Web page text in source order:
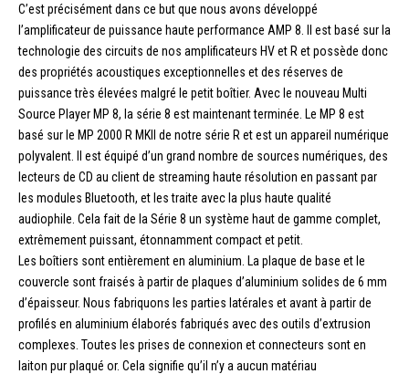
C’est précisément dans ce but que nous avons développé
l’amplificateur de puissance haute performance AMP 8. Il est basé sur la
technologie des circuits de nos amplificateurs HV et R et possède donc
des propriétés acoustiques exceptionnelles et des réserves de
puissance très élevées malgré le petit boîtier. Avec le nouveau Multi
Source Player MP 8, la série 8 est maintenant terminée. Le MP 8 est
basé sur le MP 2000 R MKII de notre série R et est un appareil numérique
polyvalent. Il est équipé d’un grand nombre de sources numériques, des
lecteurs de CD au client de streaming haute résolution en passant par
les modules Bluetooth, et les traite avec la plus haute qualité
audiophile. Cela fait de la Série 8 un système haut de gamme complet,
extrêmement puissant, étonnamment compact et petit.
Les boîtiers sont entièrement en aluminium. La plaque de base et le
couvercle sont fraisés à partir de plaques d’aluminium solides de 6 mm
d’épaisseur. Nous fabriquons les parties latérales et avant à partir de
profilés en aluminium élaborés fabriqués avec des outils d’extrusion
complexes. Toutes les prises de connexion et connecteurs sont en
laiton pur plaqué or. Cela signifie qu’il n’y a aucun matériau